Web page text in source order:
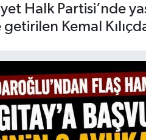
Halk Partisi’nde
Kemal